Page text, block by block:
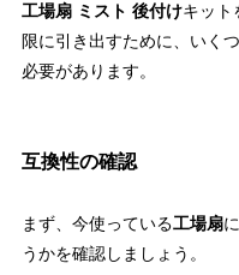
工場扇 ミスト 後付けキット
限に引き出すために、いく
必要があります。
互換性の確認
まず、今使っている工場扇に
うかを確認しましょう。